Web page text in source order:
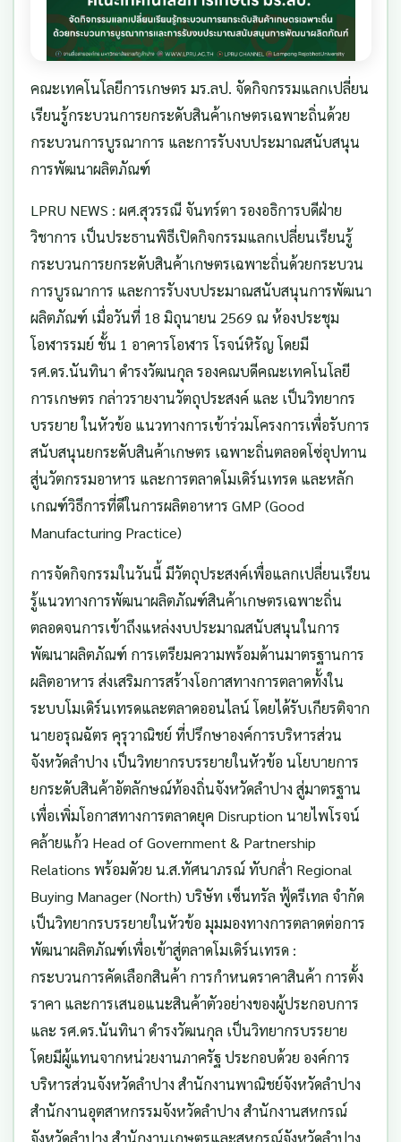
คณะเทคโนโลยีการเกษตร มร.ลป. จัดกิจกรรมแลกเปลี่ยน
เรียนรู้กระบวนการยกระดับสินค้าเกษตรเฉพาะถิ่นด้วย
กระบวนการบูรณาการ และการรับงบประมาณสนับสนุน
การพัฒนาผลิตภัณฑ์
LPRU NEWS : ผศ.สุวรรณี จันทร์ตา รองอธิการบดีฝ่าย
วิชาการ เป็นประธานพิธีเปิดกิจกรรมแลกเปลี่ยนเรียนรู้
กระบวนการยกระดับสินค้าเกษตรเฉพาะถิ่นด้วยกระบวน
การบูรณาการ และการรับงบประมาณสนับสนุนการพัฒนา
ผลิตภัณฑ์ เมื่อวันที่ 18 มิถุนายน 2569 ณ ห้องประชุม
โอฬารรมย์ ชั้น 1 อาคารโอฬาร โรจน์หิรัญ โดยมี
รศ.ดร.นันทินา ดำรงวัฒนกุล รองคณบดีคณะเทคโนโลยี
การเกษตร กล่าวรายงานวัตถุประสงค์ และ เป็นวิทยากร
บรรยาย ในหัวข้อ แนวทางการเข้าร่วมโครงการเพื่อรับการ
สนับสนุนยกระดับสินค้าเกษตร เฉพาะถิ่นตลอดโซ่อุปทาน
สู่นวัตกรรมอาหาร และการตลาดโมเดิร์นเทรด และหลัก
เกณฑ์วิธีการที่ดีในการผลิตอาหาร GMP (Good
Manufacturing Practice)
การจัดกิจกรรมในวันนี้ มีวัตถุประสงค์เพื่อแลกเปลี่ยนเรียน
รู้แนวทางการพัฒนาผลิตภัณฑ์สินค้าเกษตรเฉพาะถิ่น
ตลอดจนการเข้าถึงแหล่งงบประมาณสนับสนุนในการ
พัฒนาผลิตภัณฑ์ การเตรียมความพร้อมด้านมาตรฐานการ
ผลิตอาหาร ส่งเสริมการสร้างโอกาสทางการตลาดทั้งใน
ระบบโมเดิร์นเทรดและตลาดออนไลน์ โดยได้รับเกียรติจาก
นายอรุณฉัตร คุรุวาณิชย์ ที่ปรึกษาองค์การบริหารส่วน
จังหวัดลำปาง เป็นวิทยากรบรรยายในหัวข้อ นโยบายการ
ยกระดับสินค้าอัตลักษณ์ท้องถิ่นจังหวัดลำปาง สู่มาตรฐาน
เพื่อเพิ่มโอกาสทางการตลาดยุค Disruption นายไพโรจน์
คล้ายแก้ว Head of Government & Partnership
Relations พร้อมดัวย น.ส.ทัศนาภรณ์ ทับกล่ำ Regional
Buying Manager (North) บริษัท เซ็นทรัล ฟู้ดรีเทล จำกัด
เป็นวิทยากรบรรยายในหัวข้อ มุมมองทางการตลาดต่อการ
พัฒนาผลิตภัณฑ์เพื่อเข้าสู่ตลาดโมเดิร์นเทรด :
กระบวนการคัดเลือกสินค้า การกำหนดราคาสินค้า การตั้ง
ราคา และการเสนอแนะสินค้าตัวอย่างของผู้ประกอบการ
และ รศ.ดร.นันทินา ดำรงวัฒนกุล เป็นวิทยากรบรรยาย
โดยมีผู้แทนจากหน่วยงานภาครัฐ ประกอบด้วย องค์การ
บริหารส่วนจังหวัดลำปาง สำนักงานพาณิชย์จังหวัดลำปาง
สำนักงานอุตสาหกรรมจังหวัดลำปาง สำนักงานสหกรณ์
จังหวัดลำปาง สำนักงานเกษตรและสหกรณ์จังหวัดลำปาง